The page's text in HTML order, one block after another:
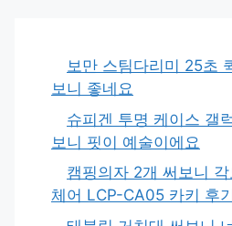
보만 스팀다리미 25초
보니 좋네요
슈피겐 투명 케이스 갤
보니 핏이 예술이에요
캠핑의자 2개 써보니
체어 LCP-CA05 카키 후기